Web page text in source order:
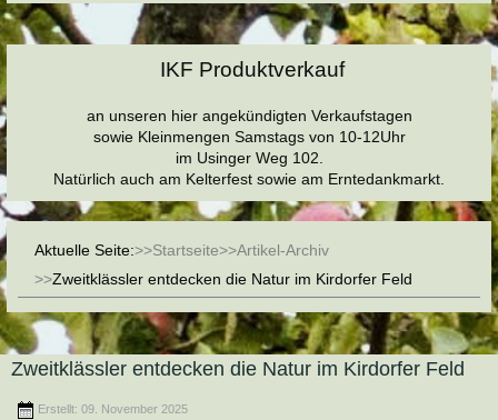
IKF Produktverkauf
an unseren hier angekündigten Verkaufstagen
sowie Kleinmengen Samstags von 10-12Uhr
im Usinger Weg 102.
Natürlich auch am Kelterfest sowie am Erntedankmarkt.
Aktuelle Seite: Startseite
Artikel-Archiv
Zweitklässler entdecken die Natur im Kirdorfer Feld
Zweitklässler entdecken die Natur im Kirdorfer Feld
Erstellt: 09. November 2025